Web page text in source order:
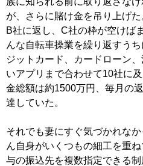
が、さらに賭け金を吊り上げ
B社に返し、C社の枠が空けば
んな自転車操業を繰り返すう
ジットカード、カードローン
いアプリまで合わせて10社に
金総額は約1500万円、毎月の
達していた。
それでも妻にすぐ気づかれな
ん自身がいくつもの細工を重
与の振込先を複数指定できる